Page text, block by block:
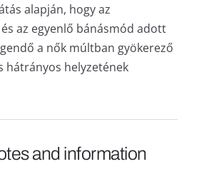
alapján, hogy az
az egyenlő bánásmód adott
a nők múltban gyökerező
hátrányos helyzetének
and information